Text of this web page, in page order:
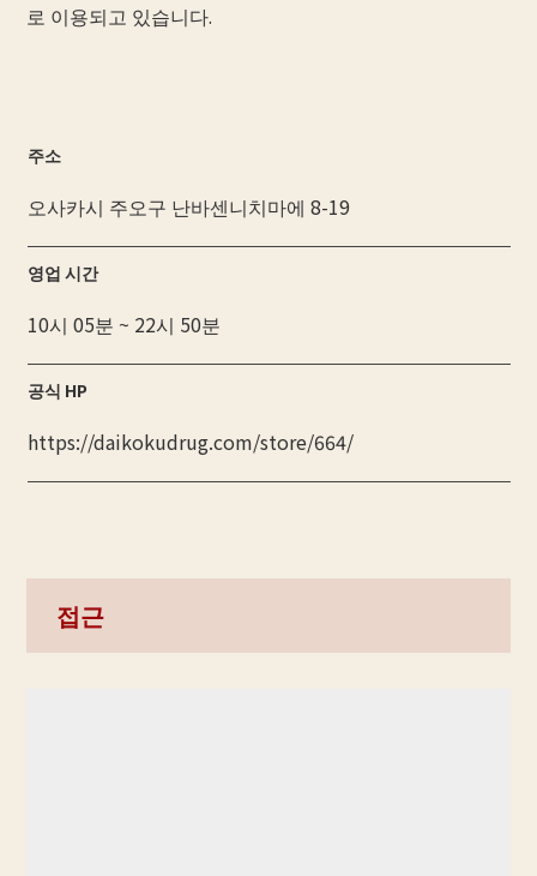
로 이용되고 있습니다.
주소
오사카시 주오구 난바센니치마에 8-19
영업 시간
10시 05분 ~ 22시 50분
공식 HP
https://daikokudrug.com/store/664/
접근